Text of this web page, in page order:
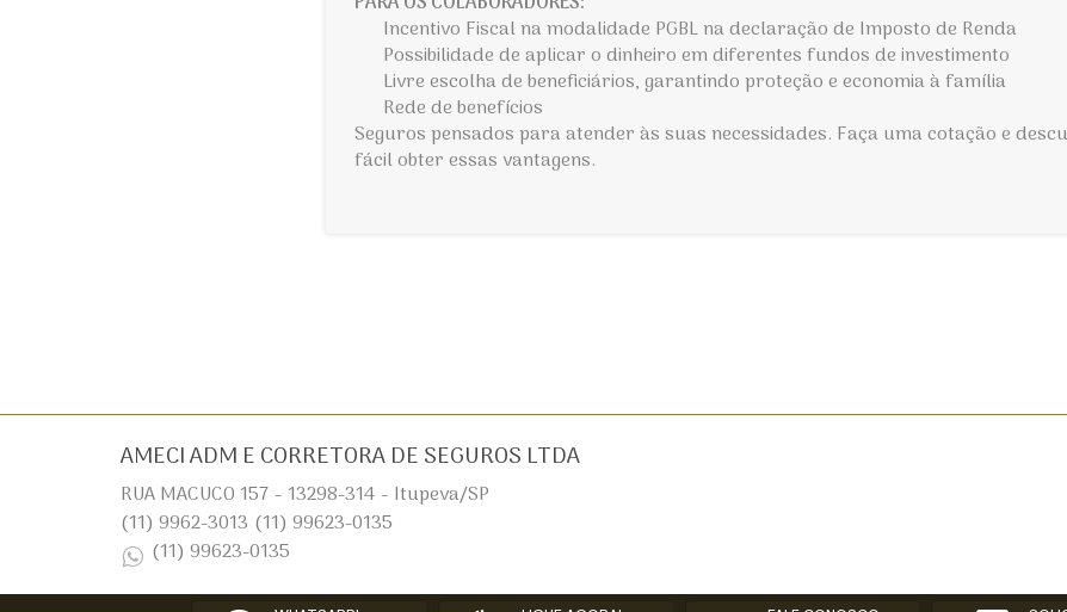
Incentivo Fiscal na modalidade PGBL na declaração de Imposto de Renda
Possibilidade de aplicar o dinheiro em diferentes fundos de investimento
Livre escolha de beneficiários, garantindo proteção e economia à família
Rede de benefícios
Seguros pensados para atender às suas necessidades. Faça uma cotação e
fácil obter essas vantagens.
AMECI ADM E CORRETORA DE SEGUROS LTDA
RUA MACUCO 157 - 13298-314 - Itupeva/SP
(11) 9962-3013 (11) 99623-0135
(11) 99623-0135